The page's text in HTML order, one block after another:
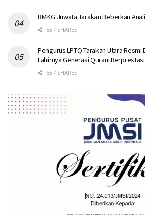
BMKG Juwata Tarakan Beberkan
587 SHARES
Pengurus LPTQ Tarakan Utara
Lahirnya Generasi Qurani Berprestasi
587 SHARES